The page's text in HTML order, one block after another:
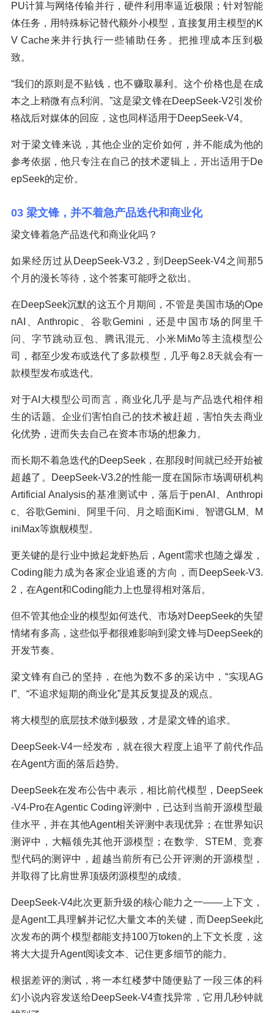
PU计算与网络传输并行，硬件利用率逼近极限；针对智能
体任务，用特殊标记替代额外小模型，直接复用主模型的K
V Cache来并行执行一些辅助任务。把推理成本压到极
致。
“我们的原则是不贴钱，也不赚取暴利。这个价格也是在成
本之上稍微有点利润。”这是梁文锋在DeepSeek-V2引发价
格战后对媒体的回应，这也同样适用于DeepSeek-V4。
对于梁文锋来说，其他企业的定价如何，并不能成为他的
参考依据，他只专注在自己的技术逻辑上，开出适用于De
epSeek的定价。
03 梁文锋，并不着急产品迭代和商业化
梁文锋着急产品迭代和商业化吗？
如果经历过从DeepSeek-V3.2，到DeepSeek-V4之间那5
个月的漫长等待，这个答案可能呼之欲出。
在DeepSeek沉默的这五个月期间，不管是美国市场的Ope
nAI、Anthropic、谷歌Gemini，还是中国市场的阿里千
问、字节跳动豆包、腾讯混元、小米MiMo等主流模型公
司，都至少发布或迭代了多款模型，几乎每2.8天就会有一
款模型发布或迭代。
对于AI大模型公司而言，商业化几乎是与产品迭代相伴相
生的话题。企业们害怕自己的技术被赶超，害怕失去商业
化优势，进而失去自己在资本市场的想象力。
而长期不着急迭代的DeepSeek，在那段时间就已经开始被
超越了。DeepSeek-V3.2的性能一度在国际市场调研机构
Artificial Analysis的基准测试中，落后于penAI、Anthropi
c、谷歌Gemini、阿里千问、月之暗面Kimi、智谱GLM、M
iniMax等旗舰模型。
更关键的是行业中掀起龙虾热后，Agent需求也随之爆发，
Coding能力成为各家企业追逐的方向，而DeepSeek-V3.
2，在Agent和Coding能力上也显得相对落后。
但不管其他企业的模型如何迭代、市场对DeepSeek的失望
情绪有多高，这些似乎都很难影响到梁文锋与DeepSeek的
开发节奏。
梁文锋有自己的坚持，在他为数不多的采访中，“实现AG
I”、“不追求短期的商业化”是其反复提及的观点。
将大模型的底层技术做到极致，才是梁文锋的追求。
DeepSeek-V4一经发布，就在很大程度上追平了前代作品
在Agent方面的落后趋势。
DeepSeek在发布公告中表示，相比前代模型，DeepSeek
-V4-Pro在Agentic Coding评测中，已达到当前开源模型最
佳水平，并在其他Agent相关评测中表现优异；在世界知识
测评中，大幅领先其他开源模型；在数学、STEM、竞赛
型代码的测评中，超越当前所有已公开评测的开源模型，
并取得了比肩世界顶级闭源模型的成绩。
DeepSeek-V4此次更新升级的核心能力之一——上下文，
是Agent工具理解并记忆大量文本的关键，而DeepSeek此
次发布的两个模型都能支持100万token的上下文长度，这
将大大提升Agent阅读文本、记住更多细节的能力。
根据差评的测试，将一本红楼梦中随便贴了一段三体的科
幻小说内容发送给DeepSeek-V4查找异常，它用几秒钟就